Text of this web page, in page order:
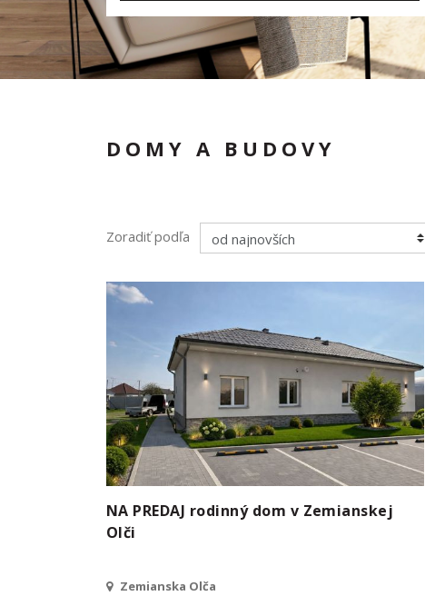
DOMY A BUDOVY
Zoradiť podľa
NA PREDAJ rodinný dom v Zemianskej
Olči
Zemianska Olča